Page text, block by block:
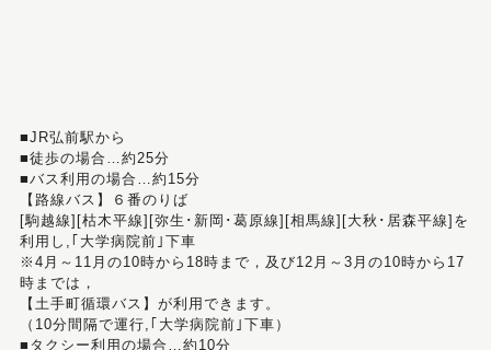
■JR弘前駅から
■徒歩の場合…約25分
■バス利用の場合…約15分
【路線バス】６番のりば
[駒越線][枯木平線][弥生･新岡･葛原線][相馬線][大秋･居森平線]を
利用し,｢大学病院前｣下車
※4月～11月の10時から18時まで，及び12月～3月の10時から17
時までは，
【土手町循環バス】が利用できます。
（10分間隔で運行,｢大学病院前｣下車）
■タクシー利用の場合…約10分